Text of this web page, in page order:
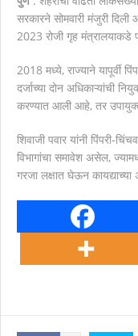
सरकारने सोमवारी मंजुरी
2023 रोजी गृह मंत्रालयाकडे
2018 मध्ये, राज्याने यापूर्वी
दर्जाच्या दोन अधिकाऱ्यांची
करण्यात आली आहे, तर
शिवाजी पवार यांनी पिंपरी-
विभागांचा समावेश असेल,
गरजा लक्षात घेऊन